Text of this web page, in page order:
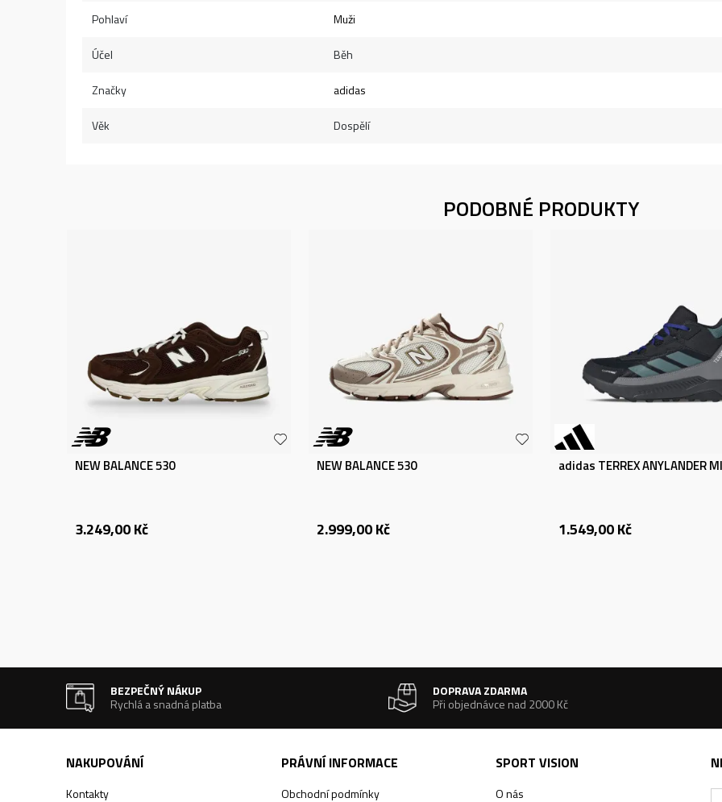
Pohlaví Muži
Účel Běh
Značky adidas
Věk Dospělí
PODOBNÉ PRODUKTY
NEW BALANCE 530
3.249,00Kč
NEW BALANCE 530
2.999,00Kč
adidas TERREX ANYLANDER
1.549,00Kč
BEZPEČNÝ NÁKUP
Rychlá a snadná platba
DOPRAVA ZDARMA
Při objednávce nad 2000 Kč
NAKUPOVÁNÍ
Kontakty
PRÁVNÍ INFORMACE
Obchodní podmínky
SPORT VISION
O nás